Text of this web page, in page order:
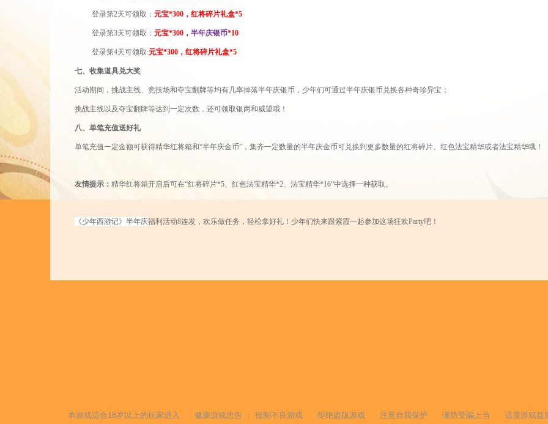
登录第2天可领取 ： 元宝*300，红将碎片礼盒*5
登录第3天可领取 ： 元宝*300， 半年庆银币*10
登录第4天可领取:元宝*300，红将碎片礼盒*5
七、收集道具兑大奖
活动期间，挑战主线、竞技场和夺宝翻牌等均有几率掉落半年庆银币，少年们可通过半年庆银币兑换各种奇珍异宝；
挑战主线以及夺宝翻牌等达到一定次数，还可领取银两和威望哦！
八、单笔充值送好礼
单笔充值一定金额可获得精华红将箱和“半年庆金币”，集齐一定数量的半年庆金币可兑换到更多数量的红将碎片、红色法宝精华或者法宝精华哦！
友情提示： 精华红将箱开启后可在“红将碎片*5、红色法宝精华*2、法宝精华*16“中选择一种获取。
《少年西游记》 半年庆福利活动8连发，欢乐做任务，轻松拿好礼！少年们快来跟紫霞一起参加这场狂欢Party吧！
本游戏适合18岁以上的玩家进入 健康游戏忠告 ： 抵制不良游戏 拒绝盗版游戏 注意自我保护 谨防受骗上当 适度游戏益